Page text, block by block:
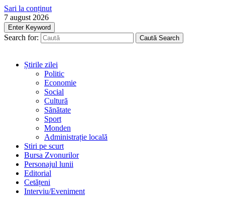
Sari la conținut
7 august 2026
Enter Keyword
Search for: Caută Search
Știrile zilei
Politic
Economie
Social
Cultură
Sănătate
Sport
Monden
Administrație locală
Stiri pe scurt
Bursa Zvonurilor
Personajul lunii
Editorial
Cetățeni
Interviu/Eveniment